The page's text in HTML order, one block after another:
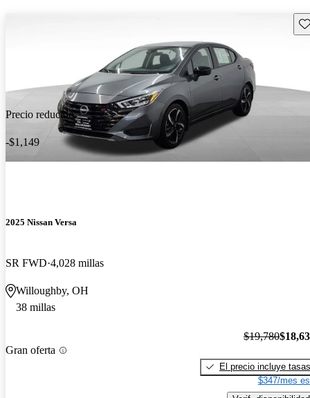
Precio reducido
-$1,149
2025 Nissan Versa
SR FWD 4,028 millas
Willoughby, OH
38 millas
Gran oferta
$19,780
El precio incluye tasas
$347/mes